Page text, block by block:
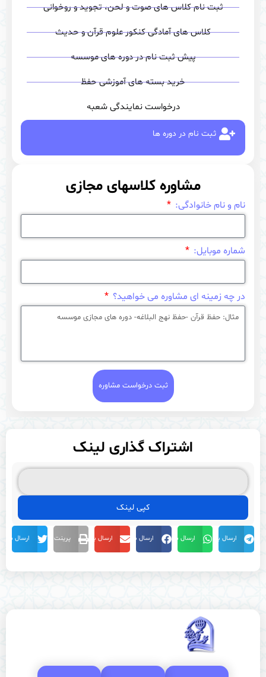
ثبت نام کلاس های صوت‌ و لحن، تجوید و روخوانی
کلاس های آمادگی کنکور علوم قرآن و حدیث
پیش ثبت نام در دوره های موسسه
خرید بسته های آموزشی حفظ
درخواست نمایندگی شعبه
ثبت نام در دوره ها
مشاوره کلاسهای مجازی
و نام خانوادگی:
موبایل:
چه زمینه ای مشاوره می خواهید؟
ثبت درخواست مشاوره
اشتراک گذاری لینک
کپی لینک
ارسال به تلگرام ارسال به وات ساپارسال به فیس بوکارسال به ایمیل پرینت ارسال به توییتر